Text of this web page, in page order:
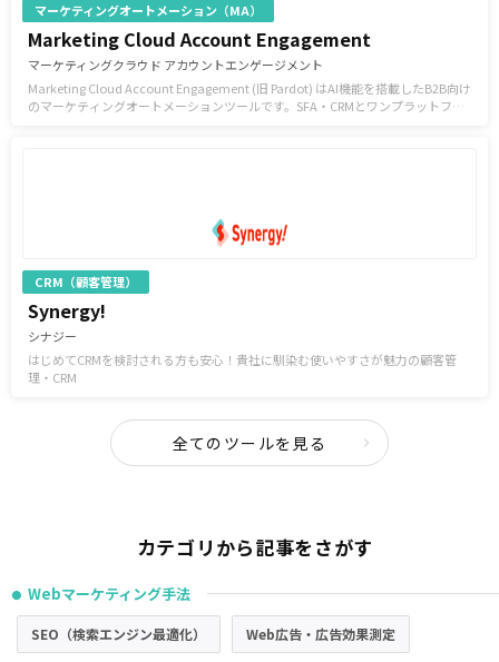
マーケティングオートメーション（MA）
Marketing Cloud Account Engagement
マーケティングクラウド アカウントエンゲージメント
Marketing Cloud Account Engagement (旧 Pardot) はAI機能を搭載したB2B向け
のマーケティングオートメーションツールです。SFA・CRMとワンプラットフォ
CRM（顧客管理）
Synergy!
シナジー
はじめてCRMを検討される方も安心！貴社に馴染む使いやすさが魅力の顧客管
理・CRM
全てのツールを見る
カテゴリから記事をさがす
● Webマーケティング手法
SEO（検索エンジン最適化） Web広告・広告効果測定